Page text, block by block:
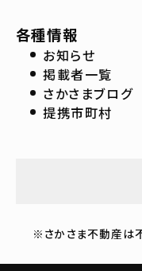
各種情報
お知らせ
掲載者一覧
さかさまブログ
提携市町村
※さかさま不動産は